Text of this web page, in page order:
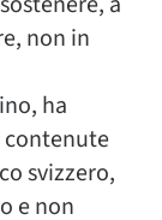
non in
ha
svizzero,
e non